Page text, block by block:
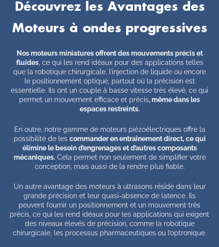
Découvrez les Avantages des
Moteurs à ondes progressives
Nos moteurs miniatures offrent des mouvements précis et
fluides, ce qui les rend idéaux pour des applications telles
que la robotique chirurgicale, l’injection de liquide ou encore
le positionnement optique, partout où la précision est
essentielle. Ils ont un couple à basse vitesse très élevé, ce qui
permet un mouvement efficace et précis, même dans les
espaces restreints.
En outre, notre gamme de moteurs piézoélectriques offre la
possibilité de les commander en entraînement direct, ce qui
élimine le besoin d’engrenages et d’autres composants
mécaniques.Cela permet non seulement de simplifier votre
conception, mais aussi de la rendre plus fiable.
Un autre avantage des moteurs à ultrasons réside dans leur
grande précision et leur quasi-absence de latence. Ils
peuvent fournir un positionnement et un mouvement très
précis, ce qui les rend idéaux pour les applications qui exigent
des niveaux élevés de précision, comme la robotique
chirurgicale, les processus pharmaceutiques ou l’optronique.